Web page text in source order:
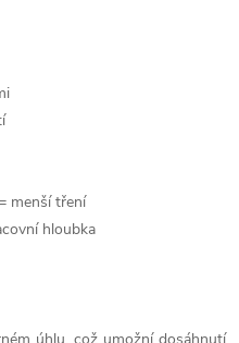
menší tření
hloubka